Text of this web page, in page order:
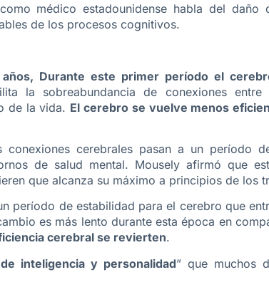
médico estadounidense habla del daño
de los procesos cognitivos.
Durante este primer período el
la sobreabundancia de conexiones entre
de la vida. El cerebro se vuelve menos
cerebrales pasan a un período
de salud mental. Mousely afirmó que
que alcanza su máximo a principios de los
período de estabilidad para el cerebro que
es más lento durante esta época en
cerebral se revierten.
inteligencia y personalidad” que muchos